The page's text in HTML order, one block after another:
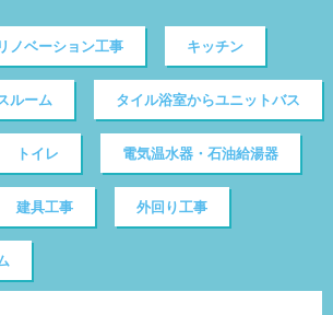
ノベーション工事 キッチン
ルーム タイル浴室からユニットバス
トイレ 電気温水器・石油給湯器
建具工事 外回り工事